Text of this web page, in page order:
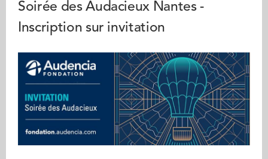
Soirée des Audacieux Nantes -
Inscription sur invitation